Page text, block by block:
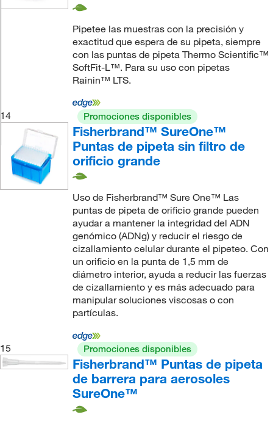
Pipetee las muestras con la precisión y
exactitud que espera de su pipeta, siempre
con las puntas de pipeta Thermo Scientific™
SoftFit-L™. Para su uso con pipetas
Rainin™ LTS.
14 Promociones disponibles
Fisherbrand™ SureOne™
Puntas de pipeta sin filtro de
orificio grande
Uso de Fisherbrand™ Sure One™ Las
puntas de pipeta de orificio grande pueden
ayudar a mantener la integridad del ADN
genómico (ADNg) y reducir el riesgo de
cizallamiento celular durante el pipeteo. Con
un orificio en la punta de 1,5 mm de
diámetro interior, ayuda a reducir las fuerzas
de cizallamiento y es más adecuado para
manipular soluciones viscosas o con
partículas.
15 Promociones disponibles
Fisherbrand™ Puntas de pipeta
de barrera para aerosoles
SureOne™